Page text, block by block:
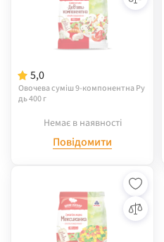
5,0
Овочева суміш 9-компонентна Ру
дь 400 г
Немає в наявності
Повідомити